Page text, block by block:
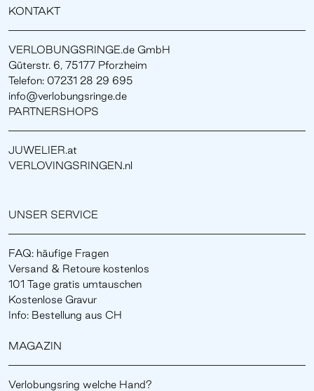
KONTAKT
VERLOBUNGSRINGE.de GmbH
Güterstr. 6, 75177 Pforzheim
Telefon: 07231 28 29 695
info@verlobungsringe.de
PARTNERSHOPS
JUWELIER.at
VERLOVINGSRINGEN.nl
UNSER SERVICE
FAQ: häufige Fragen
Versand & Retoure kostenlos
101 Tage gratis umtauschen
Kostenlose Gravur
Info: Bestellung aus CH
MAGAZIN
Verlobungsring welche Hand?